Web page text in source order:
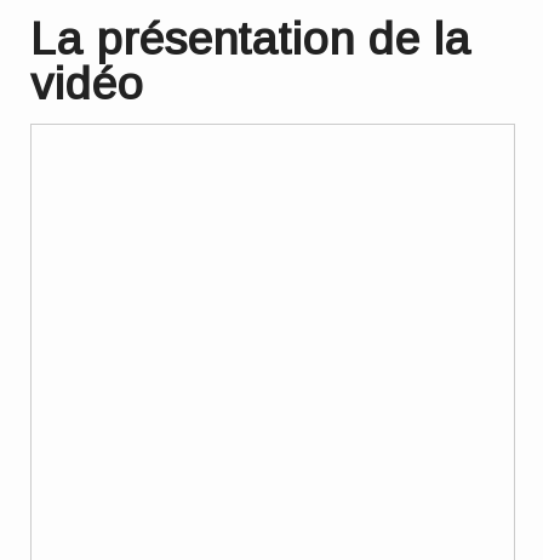
La présentation de la
vidéo